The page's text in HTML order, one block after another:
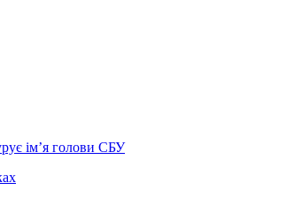
ім’я голови СБУ